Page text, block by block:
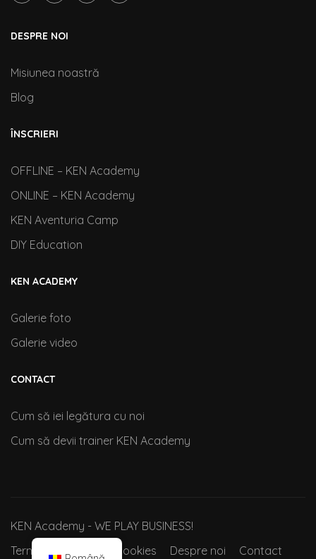
DESPRE NOI
Misiunea noastră
Blog
ÎNSCRIERI
OFFLINE – KEN Academy
ONLINE – KEN Academy
KEN Aventuria Camp
DIY Education
KEN ACADEMY
Galerie foto
Galerie video
CONTACT
Cum să iei legătura cu noi
Cum să devii trainer KEN Academy
KEN Academy - WE PLAY BUSINESS!
Termeni si conditii
Cookies Despre noi Contact